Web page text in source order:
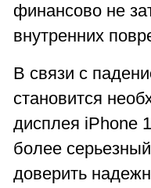
финансово не
внутренних
В связи с
становится
дисплея iPhone
более
доверить